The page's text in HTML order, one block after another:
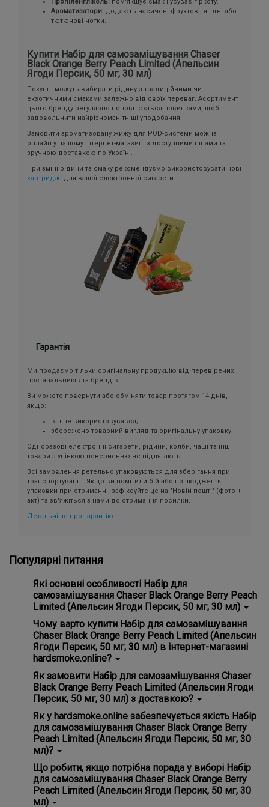
Ароматизатори: додають насичені фруктові, ягідні або
тютюнові нотки.
Купити Набір для самозамішування Chaser
Black Orange Berry Peach Limited (Апельсин
Ягоди Персик, 50 мг, 30 мл)
Покупці можуть вибирати рідину з традиційними чи
екзотичними смаками залежно від своїх переваг. Асортимент
цього бренду регулярно поповнюється новинками, щоб
задовольнити найрізноманітніші уподобання.
Замовити ароматизовану жижу для POD-системи можна
онлайн у нашому інтернет-магазині з доступними цінами та
зручною доставкою по Україні.
При зміні рідини та смаку рекомендуємо використовувати нові
картриджі для вашої електронної сигарети
Гарантія
Ми продаємо тільки оригінальну продукцію від перевірених
постачальників та брендів.
Ви можете повернути або обміняти товар протягом 14 днів,
якщо:
він не використовувався;
збережено товарний вигляд та оригінальну упаковку.
Одноразові електронні сигарети, рідини, колби, чаші та інші
товари з уцінкою поверненню не підлягають.
Всі замовлення ретельно упаковуються для зберігання при
транспортуванні. Якщо ви помітили бій або пошкодження
упаковки при отриманні, зафіксуйте це на "Новій пошті" (фото +
акт) та зв'яжіться з нами до отримання посилки.
Детальніше про гарантію
Популярні питання
Які основні особливості Набір для
самозамішування Chaser Black Orange Berry Peach
Limited (Апельсин Ягоди Персик, 50 мг, 30 мл)
Головні особливості Набір для самозамішування Chaser
Black Orange Berry Peach Limited (Апельсин Ягоди
Персик, 50 мг, 30 мл) - гарантія справжності, зручність
використання.
Чому варто купити Набір для самозамішування
Chaser Black Orange Berry Peach Limited (Апельсин
Ягоди Персик, 50 мг, 30 мл) в інтернет-магазині
hardsmoke.online?
На нашому сайті ви знайдете широкий вибір кальянної
продукції та все для вейпінгу. Замовте Набір для
самозамішування Chaser Black Orange Berry Peach
Limited (Апельсин Ягоди Персик, 50 мг, 30 мл) та
насолоджуйтесь високою якістю з доставкою додому! 💵
Ціна всього - 300 грн
Як замовити Набір для самозамішування Chaser
Black Orange Berry Peach Limited (Апельсин Ягоди
Персик, 50 мг, 30 мл) з доставкою?
Просто додайте Набір для самозамішування Chaser
Black Orange Berry Peach Limited (Апельсин Ягоди
Персик, 50 мг, 30 мл) у кошик на нашому сайті ✅ та
оформіть замовлення. Ми забезпечимо швидку
доставку по всій Україні, і ви зможете отримати ваше
замовлення у зручному для вас місці! 📮
Як у hardsmoke.online забезпечується якість Набір
для самозамішування Chaser Black Orange Berry
Peach Limited (Апельсин Ягоди Персик, 50 мг, 30
мл)?
Ми ретельно вибираємо постачальників та продукти,
стежимо за дотриманням стандартів якості. Усі товари
сертифіковані та відповідають міжнародним нормам.
Переконайтеся самі, вибравши наші продукти! ✅
Що робити, якщо потрібна порада у виборі Набір
для самозамішування Chaser Black Orange Berry
Peach Limited (Апельсин Ягоди Персик, 50 мг, 30
мл)